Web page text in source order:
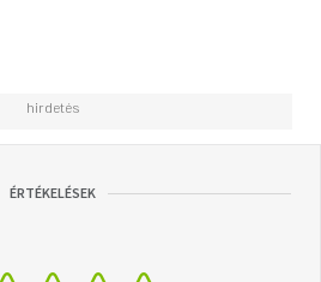
ÉRTÉKELÉSEK